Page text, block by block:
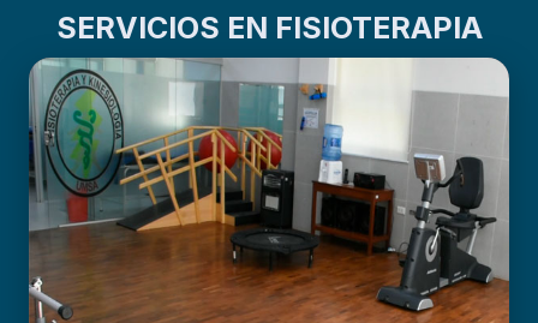
SERVICIOS EN FISIOTERAPIA